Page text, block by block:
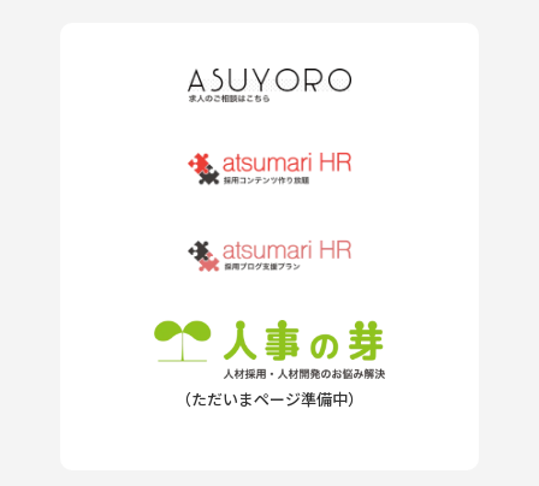
（ただいまページ準備中）